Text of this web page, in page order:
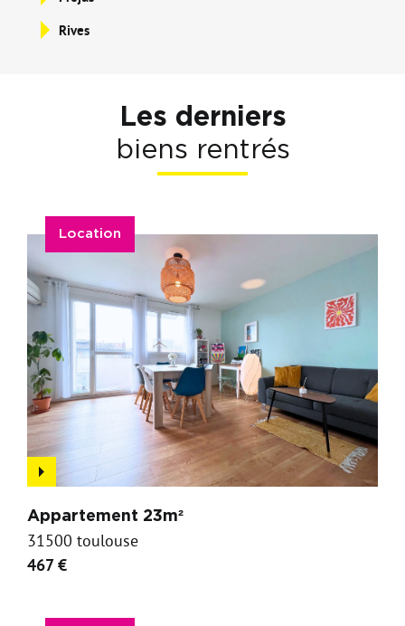
Rives
Les derniers
biens rentrés
Location
Appartement 23m²
31500 toulouse
467 €